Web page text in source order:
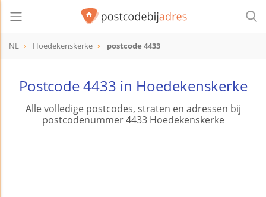
NL Hoedekenskerke postcode 4433
Postcode 4433 in Hoedekenskerke
Alle volledige postcodes, straten en adressen bij
postcodenummer 4433 Hoedekenskerke